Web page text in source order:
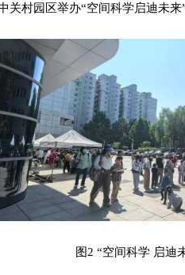
关村园区举办“空间科学启迪未
图2 “空间科学 启迪